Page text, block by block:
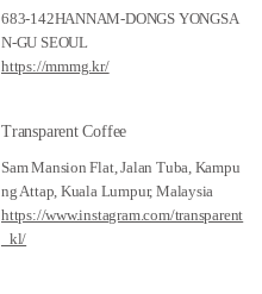
683-142HANNAM-DONGS YONGSA
N-GU SEOUL
https://mmmg.kr/
Transparent Coffee
Sam Mansion Flat, Jalan Tuba, Kampu
ng Attap, Kuala Lumpur, Malaysia
https://www.instagram.com/transparent
_kl/